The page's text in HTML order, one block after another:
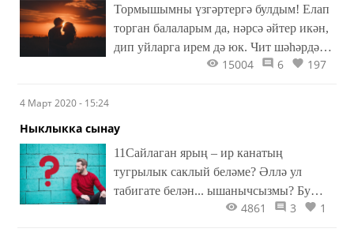
Тормышымны үзгәртергә булдым! Елап
торган балаларым да, нәрсә әйтер икән,
дип уйларга ирем дә юк. Чит шәһәрдән
үз һөнәрем буенча хезмәт урыны табу да
булган икән...
15004 6 197
4 Март 2020 - 15:24
Ныклыкка сынау
11Сайлаган ярың – ир канатың
тугрылык саклый беләме? Әллә ул
табигате белән... ышанычсызмы? Бу
тест шуны ачыклар өчен.4861 3 1